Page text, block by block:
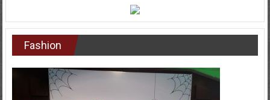
Fashion